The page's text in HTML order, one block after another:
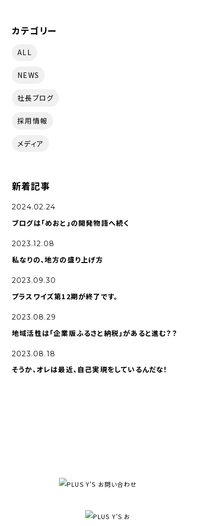
TOP
WORKS
COMPANY
カテゴリー
ALL
NEWS
社長ブログ
採用情報
メディア
新着記事
2024.02.24
ブログは「めおと」の開発物語へ続く
2023.12.08
私なりの、地方の盛り上げ方
2023.09.30
プラスワイズ第12期が終了です。
2023.08.29
地域活性は「企業版ふるさと納税」があると進む？？
2023.08.18
そうか、オレは最近、自己実現をしているんだな！